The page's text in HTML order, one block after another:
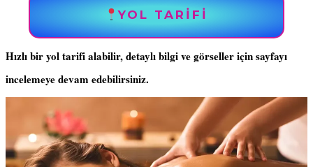
YOL TARIFİ
Hızlı bir yol tarifi alabilir, detaylı bilgi ve görseller için sayfayı
incelemeye devam edebilirsiniz.